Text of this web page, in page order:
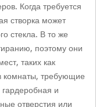
Когда требуется
створка может
стекла. В то же
поэтому они
таких как
комнаты, требующие
и
отверстия или